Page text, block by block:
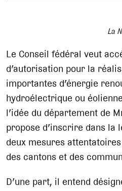
La
Le Conseil fédéral veut
d’autorisation pour la
importantes d’énergie
hydroélectrique ou
l’idée du département de
propose d’inscrire dans la
deux mesures
des cantons et des
D’une part, il entend